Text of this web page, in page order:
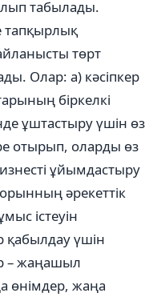
табылады.
тапқырлық
төрт
Олар: а) кәсіпкер
біркелкі
ұштастыру үшін өз
отырып, оларды өз
ұйымдастыру
әрекеттік
істеуін
қабылдау үшін
– жаңашыл
өнімдер, жаңа